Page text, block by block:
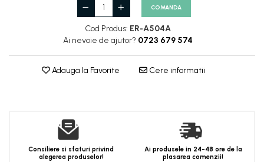
COMANDA
Cod Produs: ER-A504A
Ai nevoie de ajutor? 0723 679 574
Adauga la Favorite Cere informatii
Consiliere si sfaturi privind
alegerea produselor!
Ai produsele in 24-48 ore de la
plasarea comenzii!